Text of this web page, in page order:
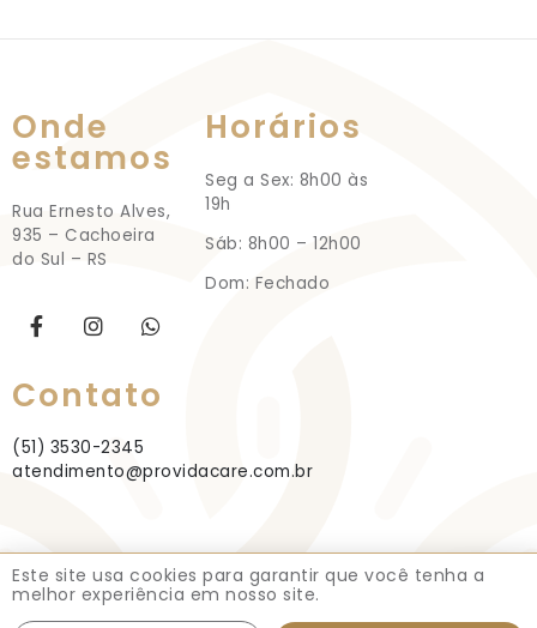
Onde
estamos
Rua Ernesto Alves,
935 – Cachoeira
do Sul – RS
Horários
Seg a Sex: 8h00 às
19h
Sáb: 8h00 – 12h00
Dom: Fechado
Contato
(51) 3530-2345
atendimento@providacare.com.br
Política de
Privacidade
PróVida Care Estética, Saúde e Bem-
estar © Todos os direitos reservados
Este site usa cookies para garantir que você tenha a
melhor experiência em nosso site.